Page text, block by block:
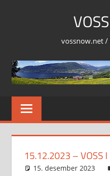
vossnow.net
15.12.2023 – VOSS I
15. desember 2023